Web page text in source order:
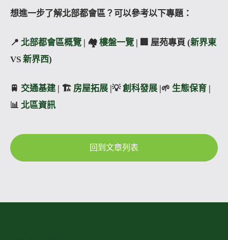
想進一步了解北部都會區？可以參考以下專題：
📍 北部都會區概覽 | 🏘️ 樓盤一覽 | 🏢 屋苑專頁 (新界東
VS 新界西)
🚆 交通基建 | 🏗️ 房屋拓展 |💡 創科發展 |🌱 生態保育 |
📊 北區資訊
回到文章列表